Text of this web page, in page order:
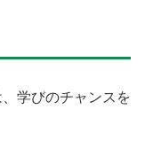
学びのチャンスを